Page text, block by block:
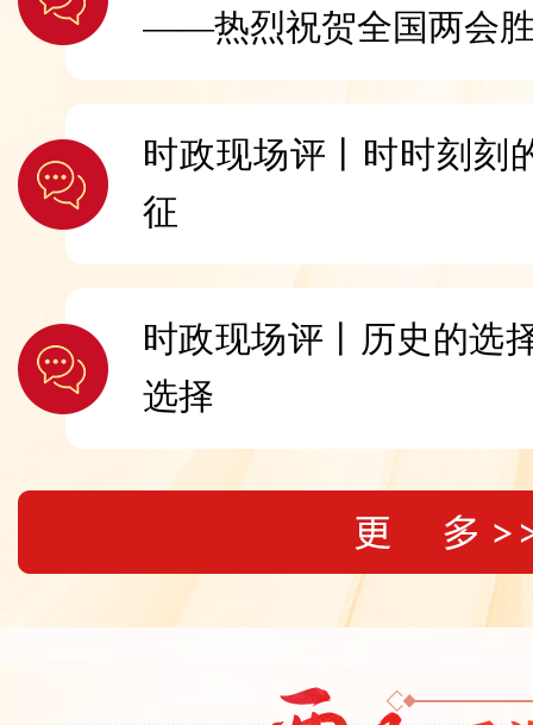
——热烈祝贺全国两会
时政现场评丨时时刻刻
征
时政现场评丨历史的选
选择